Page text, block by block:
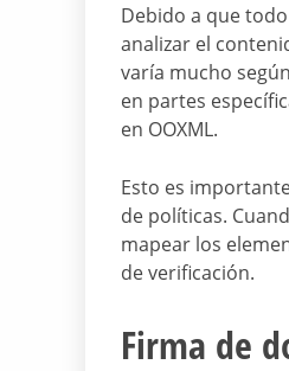
Debido a que
analizar el
varía mucho
en partes
en OOXML.
Esto es
de políticas.
mapear los
de verificación.
Firma de